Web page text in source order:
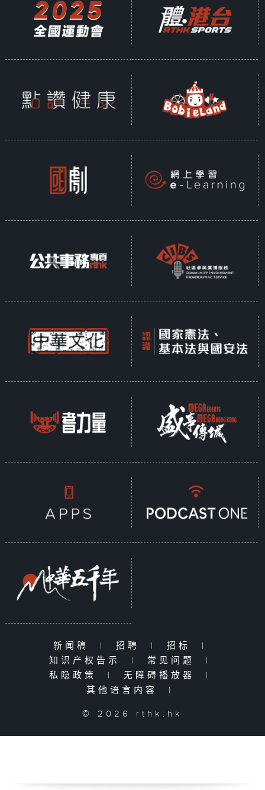
新闻稿 | 招聘 | 招标
|
知识产权告示
| 常见问题
|
私隐政策
| 无障碍播放器
|
其他语言内容
|
© 2026 rthk.hk